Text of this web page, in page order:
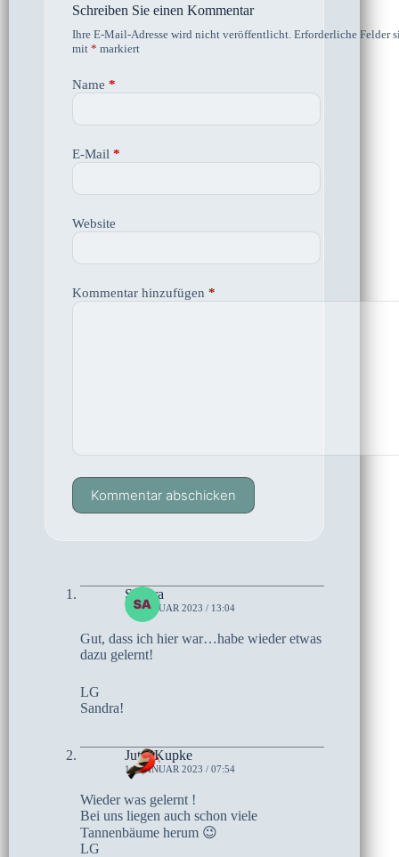
Schreiben Sie einen Kommentar
Ihre E-Mail-Adresse wird nicht veröffentlicht. Erforderliche Felder
mit * markiert
Name *
E-Mail *
Website
Kommentar hinzufügen *
Kommentar abschicken
Sandra
14. JANUAR 2023 / 13:04
Gut, dass ich hier war…habe wieder etwas
dazu gelernt!
LG
Sandra!
Jutta Kupke
14. JANUAR 2023 / 07:54
Wieder was gelernt !
Bei uns liegen auch schon viele
Tannenbäume herum 😉
LG